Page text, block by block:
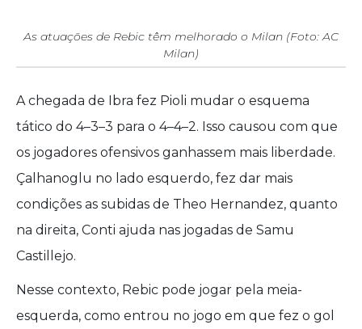
As atuações de Rebic têm melhorado o Milan (Foto: AC
Milan)
A chegada de Ibra fez Pioli mudar o esquema
tático do 4–3–3 para o 4–4–2. Isso causou com que
os jogadores ofensivos ganhassem mais liberdade.
Çalhanoglu no lado esquerdo, fez dar mais
condições as subidas de Theo Hernandez, quanto
na direita, Conti ajuda nas jogadas de Samu
Castillejo.
Nesse contexto, Rebic pode jogar pela meia-
esquerda, como entrou no jogo em que fez o gol